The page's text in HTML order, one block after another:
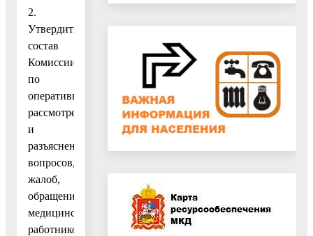
2.
Утвердить
состав
Комиссии
по
оперативному
рассмотрению
и
разъяснению
вопросов,
жалоб,
обращений
медицинских
работников